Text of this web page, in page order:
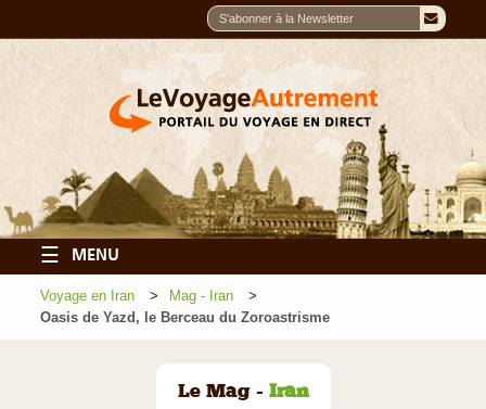
☰ MENU
Voyage en Iran
Mag - Iran
Oasis de Yazd, le Berceau du Zoroastrisme
Le Mag - Iran